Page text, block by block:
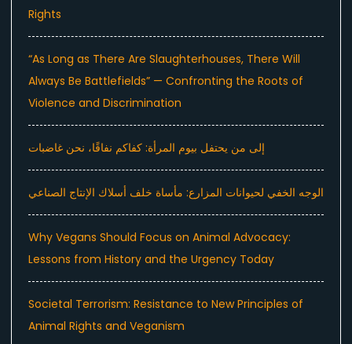
Rights
“As Long as There Are Slaughterhouses, There Will
Always Be Battlefields” — Confronting the Roots of
Violence and Discrimination
إلى من يحتفل بيوم المرأة: كفاكم نفاقًا، نحن غاضبات
الوجه الخفي لحيوانات المزارع: مأساة خلف أسلاك الإنتاج الصناعي
Why Vegans Should Focus on Animal Advocacy:
Lessons from History and the Urgency Today
Societal Terrorism: Resistance to New Principles of
Animal Rights and Veganism